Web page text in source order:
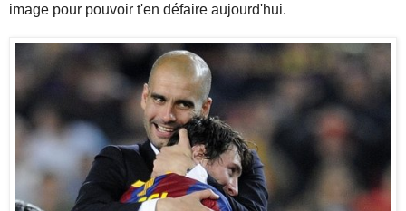
image pour pouvoir t'en défaire aujourd'hui.